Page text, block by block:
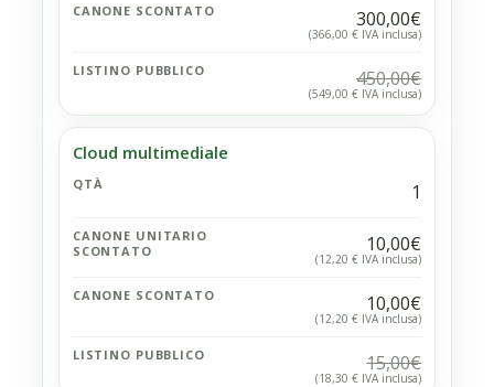
CANONE SCONTATO 300,00€
(366,00 € IVA inclusa)
LISTINO PUBBLICO 450,00€
(549,00 € IVA inclusa)
Cloud multimediale
QTÀ 1
CANONE UNITARIO
SCONTATO
10,00€
(12,20 € IVA inclusa)
CANONE SCONTATO 10,00€
(12,20 € IVA inclusa)
LISTINO PUBBLICO 15,00€
(18,30 € IVA inclusa)